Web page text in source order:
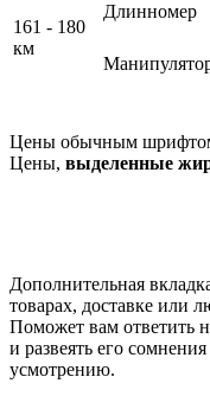
161 - 180
км
Длинномер
Цены обычным
Цены, выделенные
Дополнительная
товарах, доставке или
Поможет вам ответить
и развеять его
усмотрению.